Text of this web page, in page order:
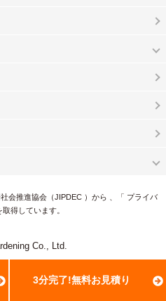
3分完了!無料お見積り
会推進協会（JIPDEC ）から 、「 プライバ
得しています。
Co., Ltd.